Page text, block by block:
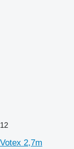
12
Votex 2,7m